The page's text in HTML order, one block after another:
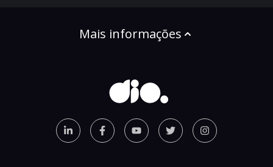
Mais informações